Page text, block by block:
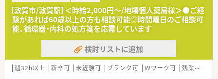
■地域への貢献を最優先に考えており、採算を度外視して無菌調
剤室やドライブスルーを開局するほどの情熱があります。
■一般医薬品や健康食品から介護用品まで幅広く取り扱ってお
り、未病への取り組みを深く学べる環境が整っています。
【職場環境と雰囲気】
■代表自らが現場に入ってスタッフと共に働いており、意見や提
案を言いやすい風通しの良い職場環境が自慢です。
【敦賀市/敦賀駅】＜時給2,000円～/地場個人薬局様＞●ご経
験があれば60歳以上の方も相談可能◎時間曜日のご相談可
能、循環器・内科の処方箋を応需しています
検討リストに追加
週32h以上 新卒可 未経験可 ブランク可 Ｗワーク可 残業なし(ほぼなし含む)